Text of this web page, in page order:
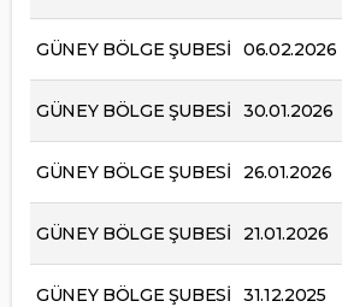
GÜNEY BÖLGE ŞUBESİ 06.02.2026
GÜNEY BÖLGE ŞUBESİ 30.01.2026
GÜNEY BÖLGE ŞUBESİ 26.01.2026
GÜNEY BÖLGE ŞUBESİ 21.01.2026
GÜNEY BÖLGE ŞUBESİ 31.12.2025